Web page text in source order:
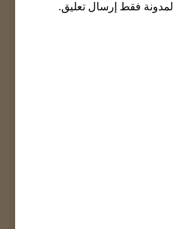
فقط إرسال تعليق.